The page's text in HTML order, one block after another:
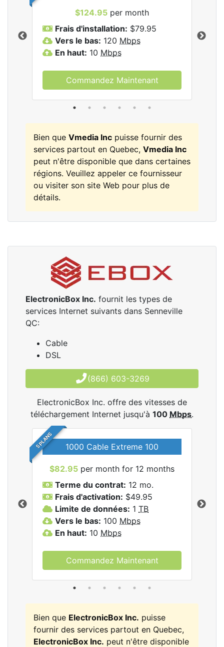
$124.95 per month
Frais d'installation: $79.95
Vers le bas: 120 Mbps
En haut: 10 Mbps
Commandez Maintenant
Bien que Vmedia Inc puisse fournir des
services partout en Quebec, Vmedia Inc
peut n'être disponible que dans certaines
régions. Veuillez appeler ce fournisseur
ou visiter son site Web pour plus de
détails.
ElectronicBox Inc. fournit les types de
services Internet suivants dans Senneville
QC:
Cable
DSL
(866) 603-3269
ElectronicBox Inc. offre des vitesses de
téléchargement Internet jusqu'à 100 Mbps.
5 PLANS 1000 Cable Extreme 100
$82.95 per month for 12 months
Terme du contrat: 12 mo.
Frais d'activation: $49.95
Limite de données: 1 TB
Vers le bas: 100 Mbps
En haut: 10 Mbps
Commandez Maintenant
Bien que ElectronicBox Inc. puisse
fournir des services partout en Quebec,
ElectronicBox Inc. peut n'être disponible